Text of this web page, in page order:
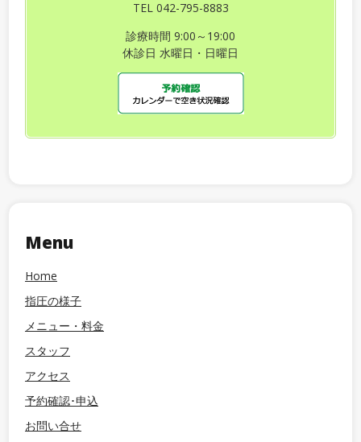
TEL 042-795-8883
診療時間 9:00～19:00
休診日 水曜日・日曜日
Menu
Home
指圧の様子
メニュー・料金
スタッフ
アクセス
予約確認･申込
お問い合せ